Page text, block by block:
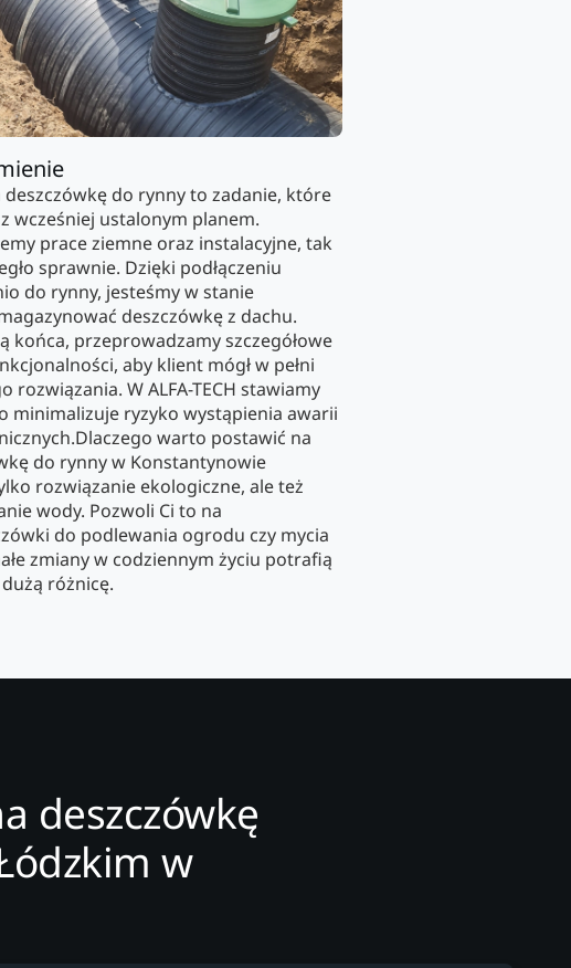
do rynny to zadanie, które
wcześniej ustalonym planem.
prace ziemne oraz instalacyjne, tak
sprawnie. Dzięki podłączeniu
do rynny, jesteśmy w stanie
deszczówkę z dachu.
końca, przeprowadzamy szczegółowe
aby klient mógł w pełni
rozwiązania. W ALFA-TECH stawiamy
minimalizuje ryzyko wystąpienia awarii
warto postawić na
do rynny w Konstantynowie
rozwiązanie ekologiczne, ale też
wody. Pozwoli Ci to na
do podlewania ogrodu czy mycia
zmiany w codziennym życiu potrafią
różnicę.
deszczówkę
w